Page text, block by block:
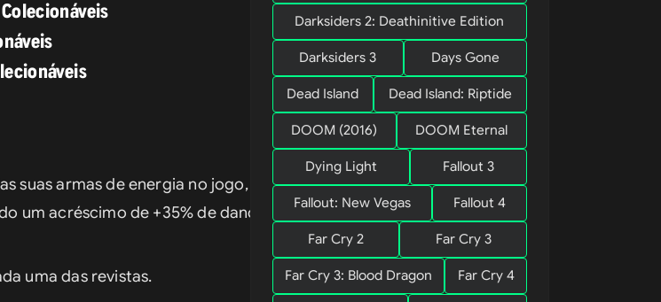
suas armas de energia no jogo, adicionando
um acréscimo de +35% de dano crítico.
uma das revistas.
Darksiders 2: Deathinitive Edition
Darksiders 3 Days Gone
Dead Island Dead Island: Riptide
DOOM (2016) DOOM Eternal
Dying Light Fallout 3
Fallout: New Vegas Fallout 4
Far Cry 2 Far Cry 3
Far Cry 3: Blood Dragon Far Cry 4